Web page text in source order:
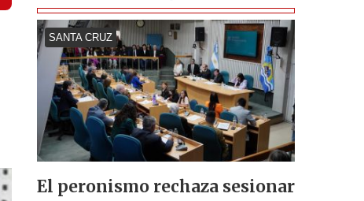
SANTA CRUZ
El peronismo rechaza sesionar